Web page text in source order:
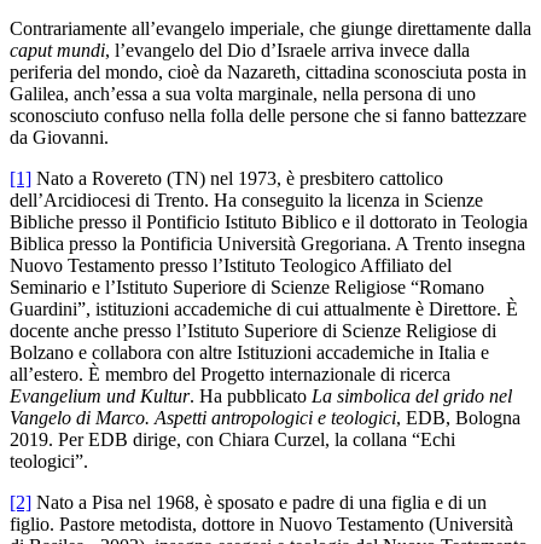
Contrariamente all’evangelo imperiale, che giunge direttamente dalla
caput mundi, l’evangelo del Dio d’Israele arriva invece dalla
periferia del mondo, cioè da Nazareth, cittadina sconosciuta posta in
Galilea, anch’essa a sua volta marginale, nella persona di uno
sconosciuto confuso nella folla delle persone che si fanno battezzare
da Giovanni.
[1] Nato a Rovereto (TN) nel 1973, è presbitero cattolico
dell’Arcidiocesi di Trento. Ha conseguito la licenza in Scienze
Bibliche presso il Pontificio Istituto Biblico e il dottorato in Teologia
Biblica presso la Pontificia Università Gregoriana. A Trento insegna
Nuovo Testamento presso l’Istituto Teologico Affiliato del
Seminario e l’Istituto Superiore di Scienze Religiose “Romano
Guardini”, istituzioni accademiche di cui attualmente è Direttore. È
docente anche presso l’Istituto Superiore di Scienze Religiose di
Bolzano e collabora con altre Istituzioni accademiche in Italia e
all’estero. È membro del Progetto internazionale di ricerca
Evangelium und Kultur. Ha pubblicato La simbolica del grido nel
Vangelo di Marco. Aspetti antropologici e teologici, EDB, Bologna
2019. Per EDB dirige, con Chiara Curzel, la collana “Echi
teologici”.
[2] Nato a Pisa nel 1968, è sposato e padre di una figlia e di un
figlio. Pastore metodista, dottore in Nuovo Testamento (Università